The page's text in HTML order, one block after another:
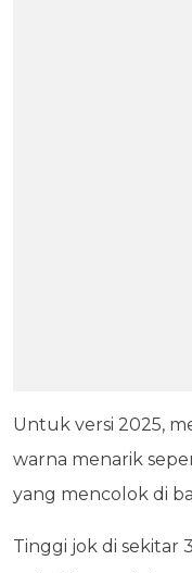
Untuk versi 2025,
warna menarik
yang mencolok di
Tinggi jok di sekitar